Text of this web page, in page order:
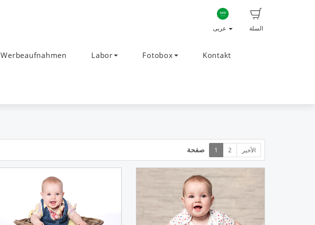
السلة
Werbeaufnahmen Labor Fotobox Kontakt
1 2 الأخير